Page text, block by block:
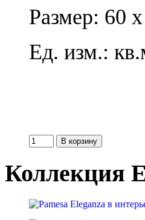
Размер: 60
Ед. изм.:
Коллекция